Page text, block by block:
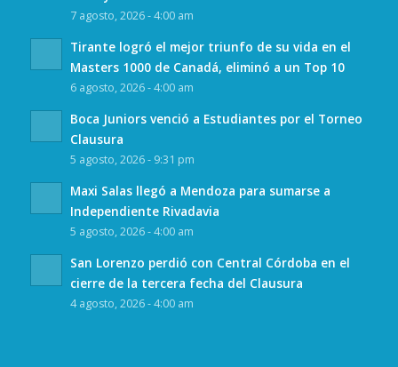
7 agosto, 2026 - 4:00 am
Tirante logró el mejor triunfo de su vida en el
Masters 1000 de Canadá, eliminó a un Top 10
6 agosto, 2026 - 4:00 am
Boca Juniors venció a Estudiantes por el Torneo
Clausura
5 agosto, 2026 - 9:31 pm
Maxi Salas llegó a Mendoza para sumarse a
Independiente Rivadavia
5 agosto, 2026 - 4:00 am
San Lorenzo perdió con Central Córdoba en el
cierre de la tercera fecha del Clausura
4 agosto, 2026 - 4:00 am